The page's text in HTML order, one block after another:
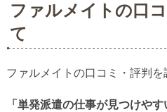
ファルメイトの口
て
ファルメイトの口コミ・評判を
「単発派遣の仕事が見つけや